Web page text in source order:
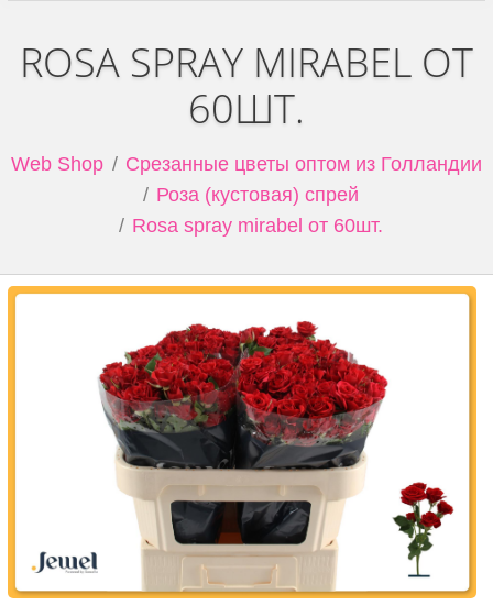
ROSA SPRAY MIRABEL ОТ
60ШТ.
Web Shop
Срезанные цветы оптом из Голландии
Роза (кустовая) спрей
Rosa spray mirabel от 60шт.